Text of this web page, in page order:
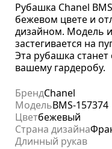
Рубашка Chanel
бежевом цвете и
дизайном. Модель
застегивается на
Эта рубашка
вашему гардеробу.
БрендChanel
МодельBMS-157374
Цветбежевый
Страна дизайна
Длинный рукав